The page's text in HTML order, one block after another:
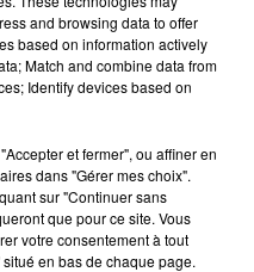
du Pas-de-Calais
and browsing data to offer
based on information actively
Match and combine data from
Identify devices based on
et fermer", ou affiner en
dans "Gérer mes choix".
sur "Continuer sans
que pour ce site. Vous
votre consentement à tout
en bas de chaque page.